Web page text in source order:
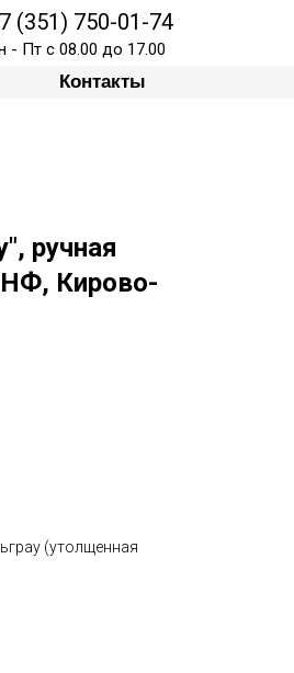
- Пт с 08.00 до 17.00
(351) 750-01-74
Контакты
Контакты
ручная
Кирово-
(утолщенная